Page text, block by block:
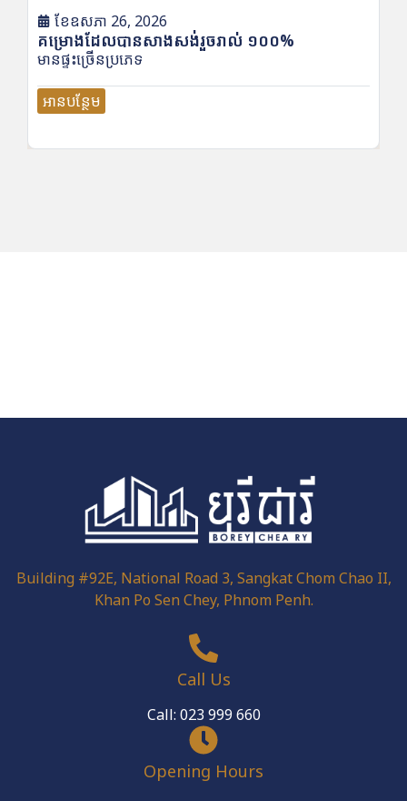
ខែ​ឧសភា 26, 2026
គម្រោងដែលបានសាងសង់រួចរាល់ ១០០%
មានផ្ទះច្រើនប្រភេទ
អានបន្ថែម
Building #92E, National Road 3, Sangkat Chom Chao II,
Khan Po Sen Chey, Phnom Penh.
Call Us
Call: 023 999 660
Opening Hours